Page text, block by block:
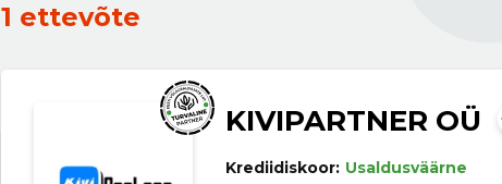
1 ettevõte
KIVIPARTNER OÜ
Krediidiskoor: Usaldusväärne